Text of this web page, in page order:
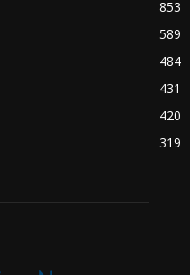
853
589
484
431
420
319